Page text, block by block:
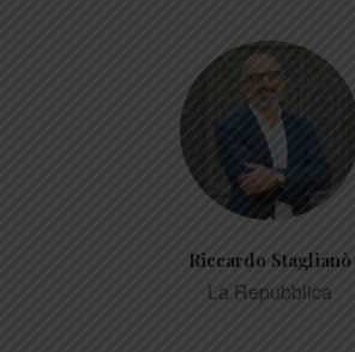
Riccardo Staglianò
La Repubblica